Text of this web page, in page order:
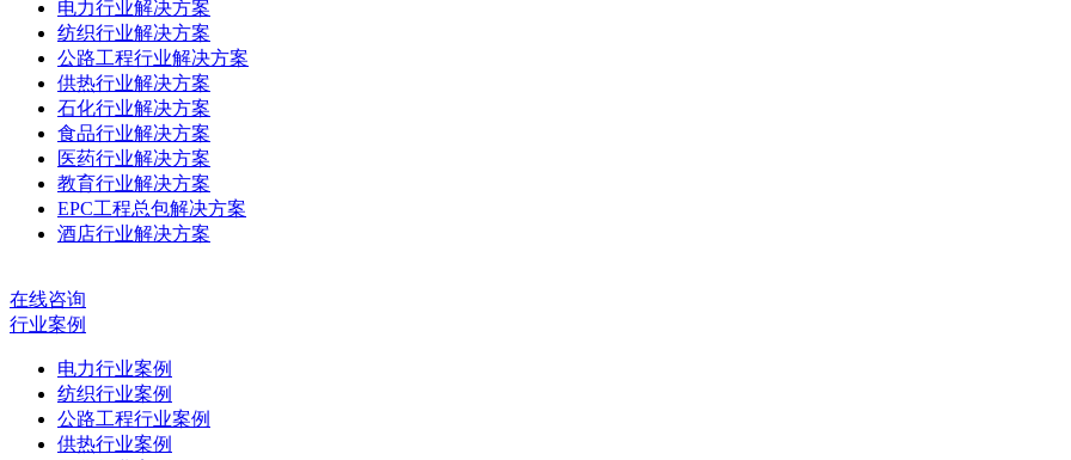
电力行业解决方案
纺织行业解决方案
公路工程行业解决方案
供热行业解决方案
石化行业解决方案
食品行业解决方案
医药行业解决方案
教育行业解决方案
EPC工程总包解决方案
酒店行业解决方案
在线咨询
行业案例
电力行业案例
纺织行业案例
公路工程行业案例
供热行业案例